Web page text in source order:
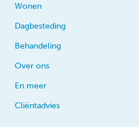
Wonen
Dagbesteding
Behandeling
Over ons
En meer
Cliëntadvies